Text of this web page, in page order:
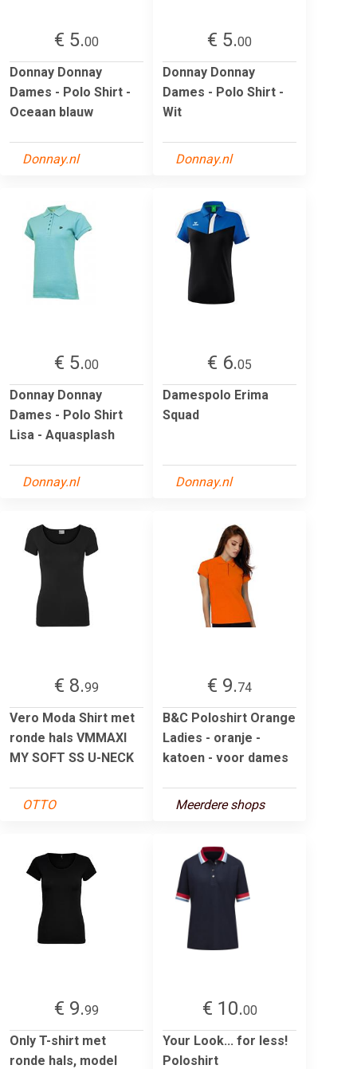
€ 5.00
Donnay Donnay
Dames - Polo Shirt -
Oceaan blauw
Donnay.nl
€ 5.00
Donnay Donnay
Dames - Polo Shirt -
Wit
Donnay.nl
€ 5.00
Donnay Donnay
Dames - Polo Shirt
Lisa - Aquasplash
Donnay.nl
€ 6.05
Damespolo Erima
Squad
Donnay.nl
€ 8.99
Vero Moda Shirt met
ronde hals VMMAXI
MY SOFT SS U-NECK
OTTO
€ 9.74
B&C Poloshirt Orange
Ladies - oranje -
katoen - voor dames
Meerdere shops
€ 9.99
Only T-shirt met
ronde hals, model
€ 10.00
Your Look... for less!
Poloshirt